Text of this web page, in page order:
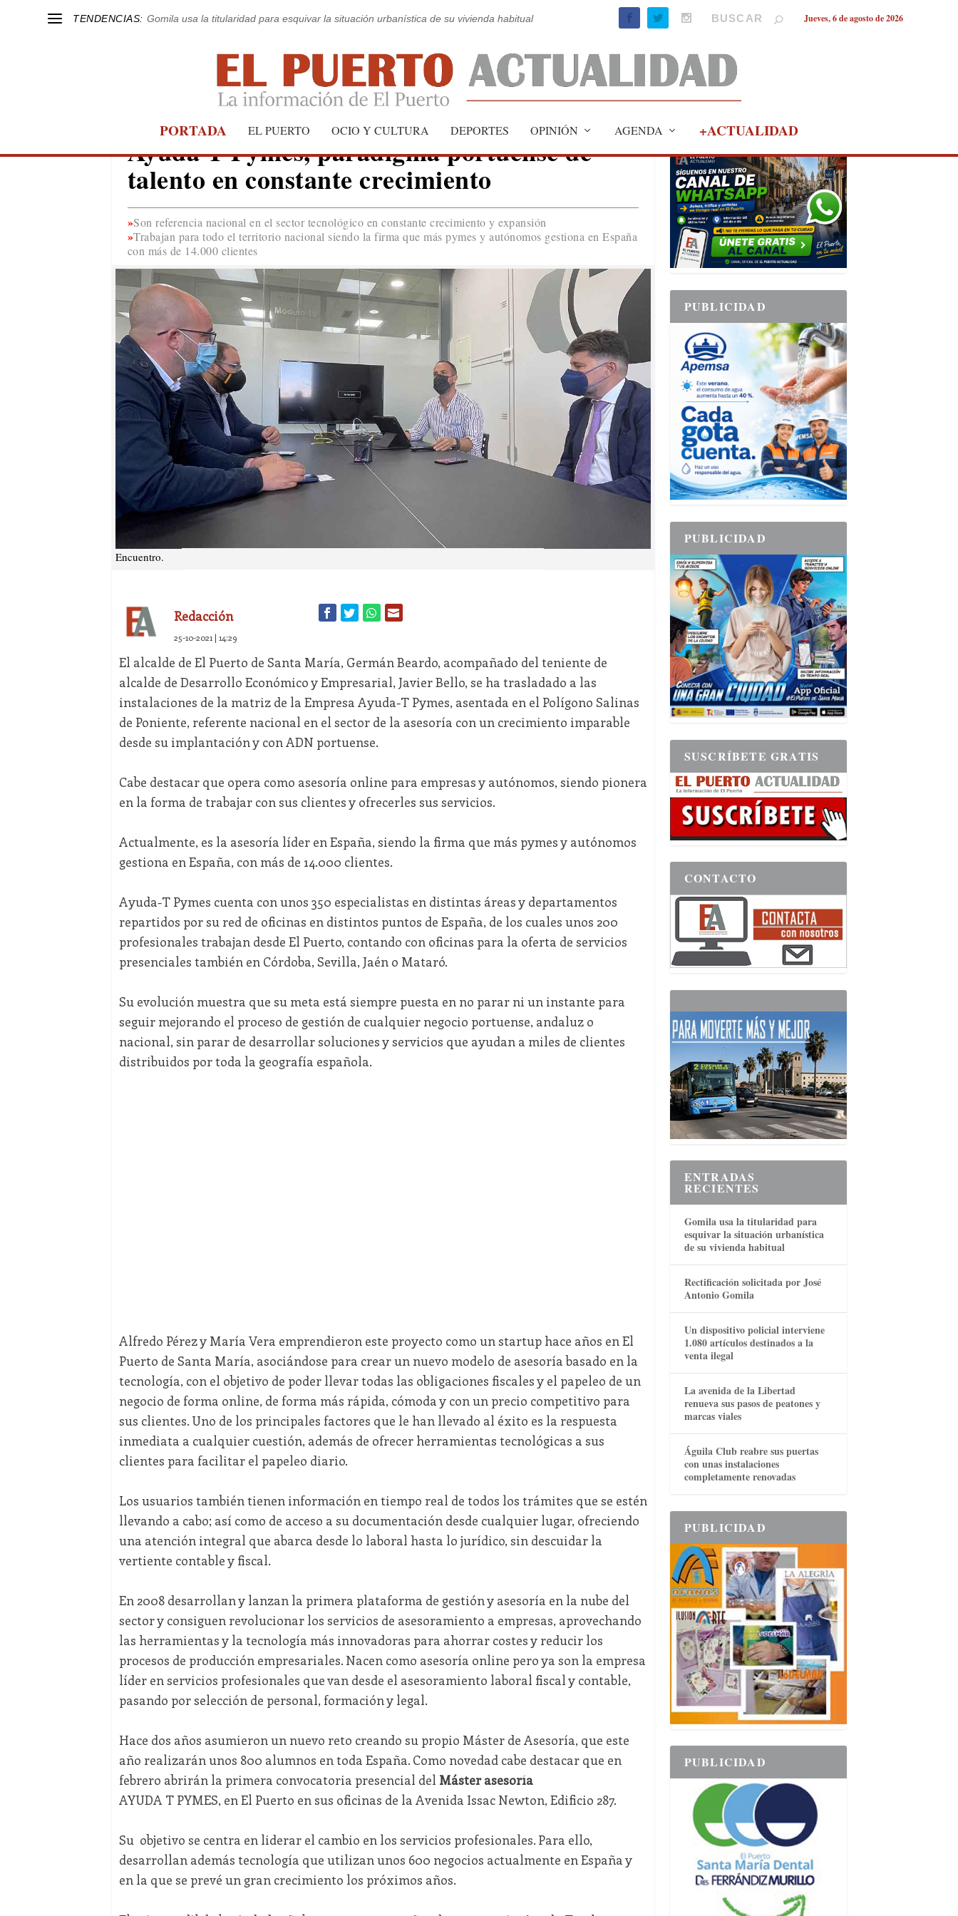
TENDENCIAS: Gomila usa la titularidad para esquivar la situación urbanística de su vivienda habitual Jueves, 6 de agosto de 2026
PORTADA EL PUERTO OCIO Y CULTURA DEPORTES OPINIÓN AGENDA +ACTUALIDAD
EL PUERTO
Ayuda-T Pymes, paradigma portuense de
talento en constante crecimiento
Son referencia nacional en el sector tecnológico en constante crecimiento y expansión
Trabajan para todo el territorio nacional siendo la firma que más pymes y autónomos gestiona en España
con más de 14.000 clientes
Encuentro.
Redacción
25-10-2021 | 14:29
El alcalde de El Puerto de Santa María, Germán Beardo, acompañado del teniente de
alcalde de Desarrollo Económico y Empresarial, Javier Bello, se ha trasladado a las
instalaciones de la matriz de la Empresa Ayuda-T Pymes, asentada en el Polígono Salinas
de Poniente, referente nacional en el sector de la asesoría con un crecimiento imparable
desde su implantación y con ADN portuense.
Cabe destacar que opera como asesoría online para empresas y autónomos, siendo pionera
en la forma de trabajar con sus clientes y ofrecerles sus servicios.
Actualmente, es la asesoría líder en España, siendo la firma que más pymes y autónomos
gestiona en España, con más de 14.000 clientes.
Ayuda-T Pymes cuenta con unos 350 especialistas en distintas áreas y departamentos
repartidos por su red de oficinas en distintos puntos de España, de los cuales unos 200
profesionales trabajan desde El Puerto, contando con oficinas para la oferta de servicios
presenciales también en Córdoba, Sevilla, Jaén o Mataró.
Su evolución muestra que su meta está siempre puesta en no parar ni un instante para
seguir mejorando el proceso de gestión de cualquier negocio portuense, andaluz o
nacional, sin parar de desarrollar soluciones y servicios que ayudan a miles de clientes
distribuidos por toda la geografía española.
Alfredo Pérez y María Vera emprendieron este proyecto como un startup hace años en El
Puerto de Santa María, asociándose para crear un nuevo modelo de asesoría basado en la
tecnología, con el objetivo de poder llevar todas las obligaciones fiscales y el papeleo de un
negocio de forma online, de forma más rápida, cómoda y con un precio competitivo para
sus clientes. Uno de los principales factores que le han llevado al éxito es la respuesta
inmediata a cualquier cuestión, además de ofrecer herramientas tecnológicas a sus
clientes para facilitar el papeleo diario.
Los usuarios también tienen información en tiempo real de todos los trámites que se estén
llevando a cabo; así como de acceso a su documentación desde cualquier lugar, ofreciendo
una atención integral que abarca desde lo laboral hasta lo jurídico, sin descuidar la
vertiente contable y fiscal.
En 2008 desarrollan y lanzan la primera plataforma de gestión y asesoría en la nube del
sector y consiguen revolucionar los servicios de asesoramiento a empresas, aprovechando
las herramientas y la tecnología más innovadoras para ahorrar costes y reducir los
procesos de producción empresariales. Nacen como asesoría online pero ya son la empresa
líder en servicios profesionales que van desde el asesoramiento laboral fiscal y contable,
pasando por selección de personal, formación y legal.
Hace dos años asumieron un nuevo reto creando su propio Máster de Asesoría, que este
año realizarán unos 800 alumnos en toda España. Como novedad cabe destacar que en
febrero abrirán la primera convocatoria presencial del Máster asesoría
AYUDA T PYMES, en El Puerto en sus oficinas de la Avenida Issac Newton, Edificio 287.
Su objetivo se centra en liderar el cambio en los servicios profesionales. Para ello,
desarrollan además tecnología que utilizan unos 600 negocios actualmente en España y
en la que se prevé un gran crecimiento los próximos años.
PUBLICIDAD
PUBLICIDAD
PUBLICIDAD
SUSCRÍBETE GRATIS
CONTACTO
ENTRADAS
RECIENTES
Gomila usa la titularidad para
esquivar la situación urbanística
de su vivienda habitual
Rectificación solicitada por José
Antonio Gomila
Un dispositivo policial interviene
1.080 artículos destinados a la
venta ilegal
La avenida de la Libertad
renueva sus pasos de peatones y
marcas viales
Águila Club reabre sus puertas
con unas instalaciones
completamente renovadas
PUBLICIDAD
PUBLICIDAD